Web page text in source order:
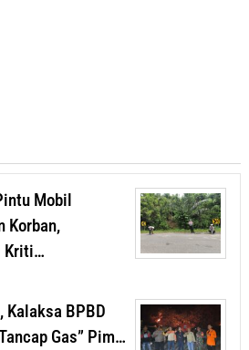
Mobil
Korban,
Kriti…
Kalaksa BPBD
Gas” Pim…